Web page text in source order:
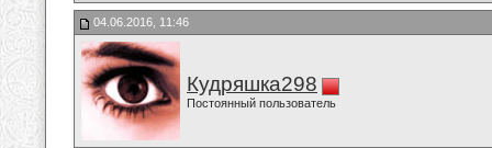
04.06.2016, 11:46
Кудряшка298
Постоянный пользователь